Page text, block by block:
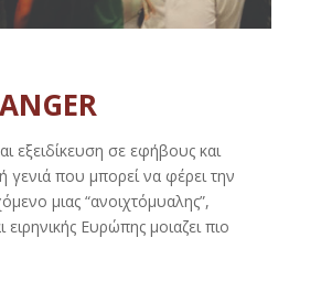
εξειδίκευση σε εφήβους και
γενιά που μπορεί να φέρει την
μιας “ανοιχτόμυαλης”,
Ευρώπης μοιαζει πιο